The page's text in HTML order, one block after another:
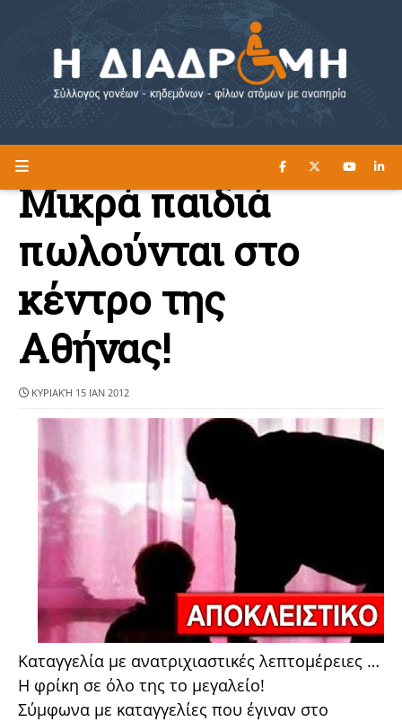
Η ΔΙΑΔΡΟΜΗ ΔΙΑΒΑΣΤΕ ΕΔΩ ►
Μικρά παιδιά
πωλούνται στο
κέντρο της
Αθήνας!
ΚΥΡΙΑΚΉ 15 ΙΑΝ 2012
Καταγγελία με ανατριχιαστικές λεπτομέρειες …
Η φρίκη σε όλο της το μεγαλείο!
Σύμφωνα με καταγγελίες που έγιναν στο